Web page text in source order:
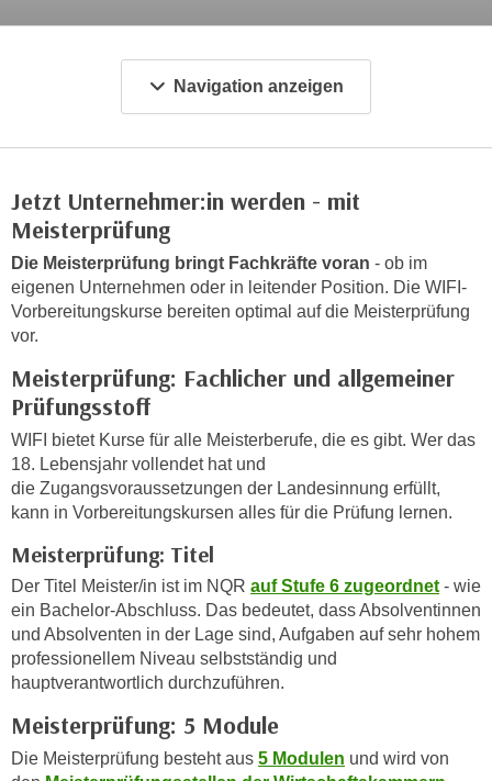
Navigation anzeigen
Jetzt Unternehmer:in werden - mit
Meisterprüfung
Die Meisterprüfung bringt Fachkräfte voran - ob im
eigenen Unternehmen oder in leitender Position. Die WIFI-
Vorbereitungskurse bereiten optimal auf die Meisterprüfung
vor.
Meisterprüfung: Fachlicher und allgemeiner
Prüfungsstoff
WIFI bietet Kurse für alle Meisterberufe, die es gibt. Wer das
18. Lebensjahr vollendet hat und
die Zugangsvoraussetzungen der Landesinnung erfüllt,
kann in Vorbereitungskursen alles für die Prüfung lernen.
Meisterprüfung: Titel
Der Titel Meister/in ist im NQR auf Stufe 6 zugeordnet - wie
ein Bachelor-Abschluss. Das bedeutet, dass Absolventinnen
und Absolventen in der Lage sind, Aufgaben auf sehr hohem
professionellem Niveau selbstständig und
hauptverantwortlich durchzuführen.
Meisterprüfung: 5 Module
Die Meisterprüfung besteht aus 5 Modulen und wird von
i
e
r
w
e
n
d
e
w
i
r
n
r
C
o
o
k
s
,
S
e
d
a
s
s
r
a
u
c
h
o
k
e
v
o